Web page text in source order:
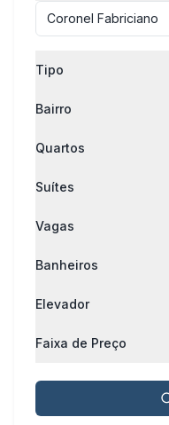
Coronel Fabriciano
Tipo
Bairro
Quartos
Suítes
Vagas
Banheiros
Elevador
Faixa de Preço